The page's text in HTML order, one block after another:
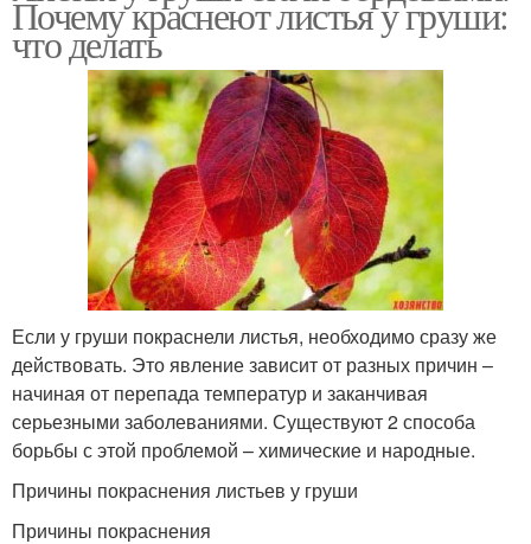
Почему краснеют листья у груши:
что делать
Если у груши покраснели листья, необходимо сразу же
действовать. Это явление зависит от разных причин –
начиная от перепада температур и заканчивая
серьезными заболеваниями. Существуют 2 способа
борьбы с этой проблемой – химические и народные.
Причины покраснения листьев у груши
Причины покраснения